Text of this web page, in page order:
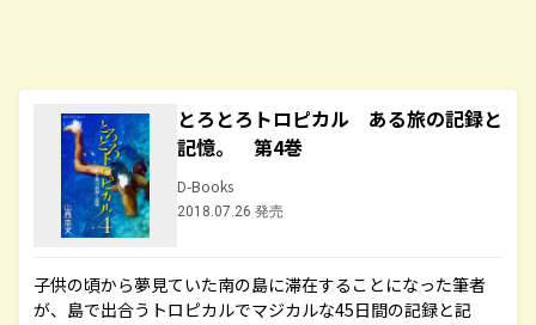
とろとろトロピカル ある旅の記録と
記憶。 第4巻
D-Books
2018.07.26 発売
子供の頃から夢見ていた南の島に滞在することになった筆者
が、島で出合うトロピカルでマジカルな45日間の記録と記